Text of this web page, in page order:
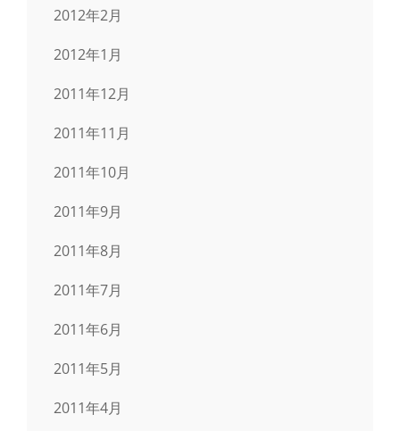
2012年2月
2012年1月
2011年12月
2011年11月
2011年10月
2011年9月
2011年8月
2011年7月
2011年6月
2011年5月
2011年4月